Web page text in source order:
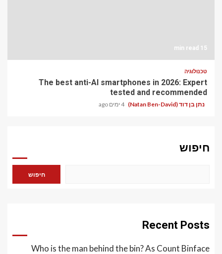
15 min read
טכנולוגיה
The best anti-AI smartphones in 2026: Expert
tested and recommended
נתן בן דוד (Natan Ben-David) 4 ימים ago
חיפוש
חיפוש
Recent Posts
Who is the man behind the bin? As Count Binface